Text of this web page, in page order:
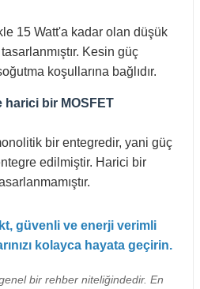
15 Watt'a kadar olan düşük
Kesin güç
koşullarına bağlıdır.
harici bir MOSFET
bir entegredir, yani güç
edilmiştir. Harici bir
güvenli ve enerji verimli
kolayca hayata geçirin.
bir rehber niteliğindedir. En